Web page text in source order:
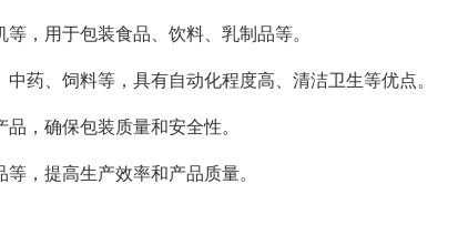
，用于包装食品、饮料、乳制品等。
药、饲料等，具有自动化程度高、清洁卫生等优点。
，确保包装质量和安全性。
，提高生产效率和产品质量。